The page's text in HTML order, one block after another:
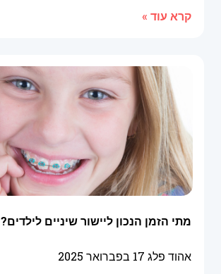
קרא עוד »
מתי הזמן הנכון ליישור שיניים לילדים?
אהוד פלג 17 בפברואר 2025